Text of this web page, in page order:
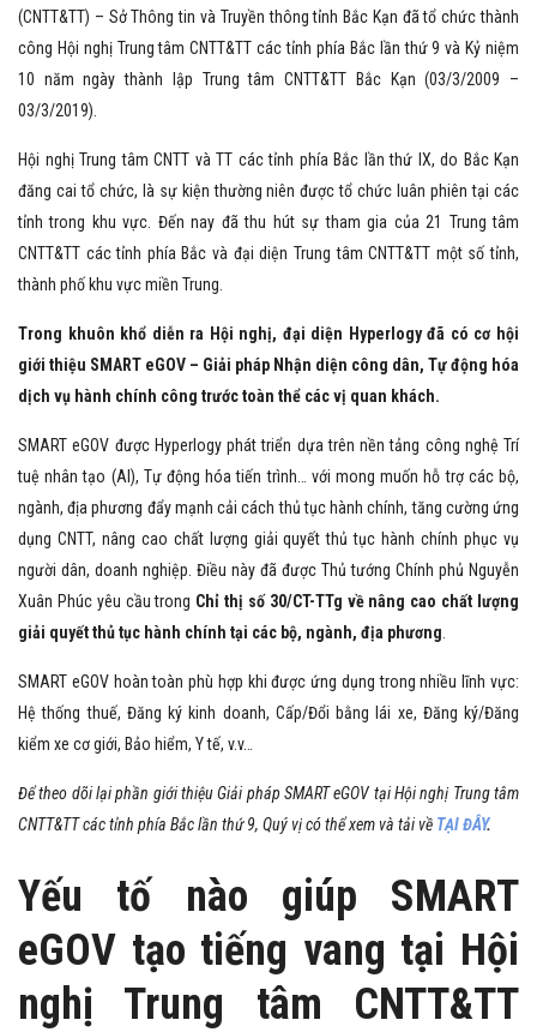
(CNTT&TT) – Sở Thông tin và Truyền thông tỉnh Bắc Kạn đã tổ chức thành
công Hội nghị Trung tâm CNTT&TT các tỉnh phía Bắc lần thứ 9 và Kỷ niệm
10 năm ngày thành lập Trung tâm CNTT&TT Bắc Kạn (03/3/2009 –
03/3/2019).
Hội nghị Trung tâm CNTT và TT các tỉnh phía Bắc lần thứ IX, do Bắc Kạn
đăng cai tổ chức, là sự kiện thường niên được tổ chức luân phiên tại các
tỉnh trong khu vực. Đến nay đã thu hút sự tham gia của 21 Trung tâm
CNTT&TT các tỉnh phía Bắc và đại diện Trung tâm CNTT&TT một số tỉnh,
thành phố khu vực miền Trung.
Trong khuôn khổ diễn ra Hội nghị, đại diện Hyperlogy đã có cơ hội
giới thiệu SMART eGOV – Giải pháp Nhận diện công dân, Tự động hóa
dịch vụ hành chính công trước toàn thể các vị quan khách.
SMART eGOV được Hyperlogy phát triển dựa trên nền tảng công nghệ Trí
tuệ nhân tạo (AI), Tự động hóa tiến trình… với mong muốn hỗ trợ các bộ,
ngành, địa phương đẩy mạnh cải cách thủ tục hành chính, tăng cường ứng
dụng CNTT, nâng cao chất lượng giải quyết thủ tục hành chính phục vụ
người dân, doanh nghiệp. Điều này đã được Thủ tướng Chính phủ Nguyễn
Xuân Phúc yêu cầu trong Chỉ thị số 30/CT-TTg về nâng cao chất lượng
giải quyết thủ tục hành chính tại các bộ, ngành, địa phương
SMART eGOV hoàn toàn phù hợp khi được ứng dụng trong nhiều lĩnh vực:
Hệ thống thuế, Đăng ký kinh doanh, Cấp/Đổi bằng lái xe, Đăng ký/Đăng
kiểm xe cơ giới, Bảo hiểm, Y tế, v.v…
Để theo dõi lại phần giới thiệu Giải pháp SMART eGOV tại Hội nghị Trung tâm
CNTT&TT các tỉnh phía Bắc lần thứ 9, Quý vị có thể xem và tải về TẠI ĐÂY.
Yếu tố nào giúp SMART
eGOV tạo tiếng vang tại Hội
nghị Trung tâm CNTT&TT